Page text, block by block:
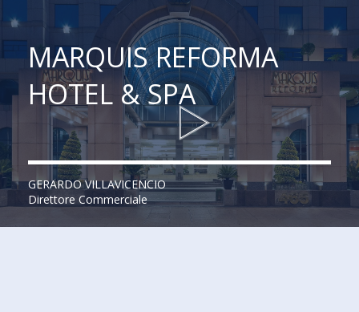
MARQUIS REFORMA
HOTEL & SPA
GERARDO VILLAVICENCIO
Direttore Commerciale